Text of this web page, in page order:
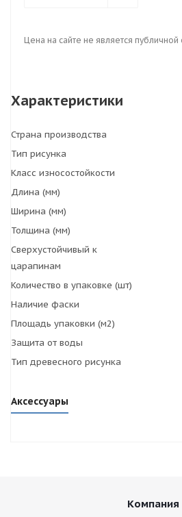
Цена на сайте не является
Характеристики
Страна производства
Тип рисунка
Класс износостойкости
Длина (мм)
Ширина (мм)
Толщина (мм)
Сверхустойчивый к
царапинам
Количество в упаковке (шт)
Наличие фаски
Площадь упаковки (м2)
Защита от воды
Тип древесного рисунка
Аксессуары
Компания